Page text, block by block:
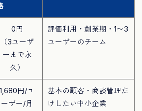
0円
（3ユーザ
ーまで永
久）
評価利用・創業期・1〜3
ユーザーのチーム
1,680円/ユ
ーザー/月
基本の顧客・商談管理だ
けしたい中小企業